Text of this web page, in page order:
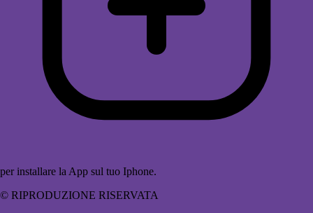
per installare la App sul tuo Iphone.
© RIPRODUZIONE RISERVATA